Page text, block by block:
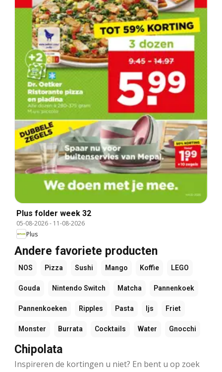
Plus folder week 32
05-08-2026- 11-08-2026
Plus
Andere favoriete producten
NOS Pizza Sushi Mango Koffie LEGO
Gouda Nintendo Switch Matcha Pannenkoek
Pannenkoeken Ripples Pasta Ijs Friet
Monster Burrata Cocktails Water Gnocchi
Chipolata
Inspireren de kortingen u niet? En bent u op zoek